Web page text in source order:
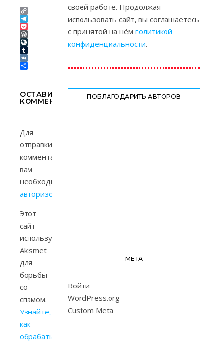
Copy
Link
Telegram
Pocket
WordPress
LiveJournal
Tumblr
VK
ОСТАВИТЬ
КОММЕНТАРИЙ
Для
отправки
комментария
вам
необходимо
авторизоваться
Этот
сайт
использует
Akismet
для
борьбы
со
спамом.
Узнайте,
как
обрабатываются
своей работе. Продолжая
использовать сайт, вы соглашаетесь
с принятой на нём политикой
конфиденциальности.
ПОБЛАГОДАРИТЬ АВТОРОВ
МЕТА
Войти
WordPress.org
Custom Meta